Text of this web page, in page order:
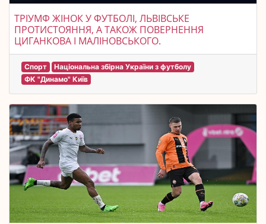
ТРІУМФ ЖІНОК У ФУТБОЛІ, ЛЬВІВСЬКЕ
ПРОТИСТОЯННЯ, А ТАКОЖ ПОВЕРНЕННЯ
ЦИГАНКОВА І МАЛІНОВСЬКОГО.
Спорт
Національна збірна України з футболу
ФК "Динамо" Київ